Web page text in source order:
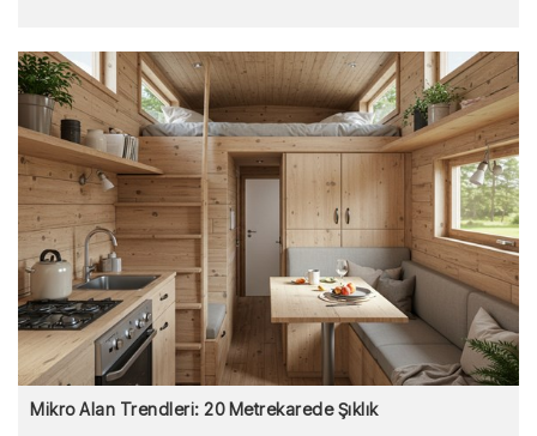
Mikro Alan Trendleri: 20 Metrekarede Şıklık